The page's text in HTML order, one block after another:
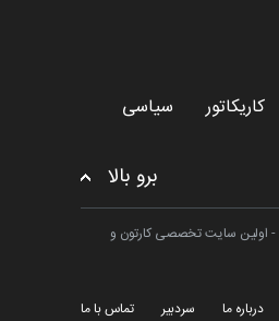
کاریکاتور سیاسی
برو بالا
- اولین سایت تخصصی کارتون و
درباره ما سردبیر تماس با ما